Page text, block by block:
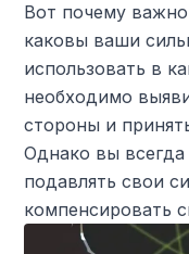
Вот почему
каковы ваши
использовать в
необходимо
стороны и
Однако вы
подавлять свои
компенсировать